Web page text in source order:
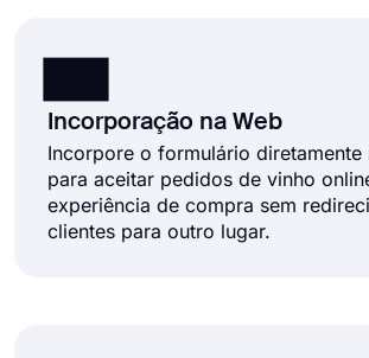
Incorporação na Web
Incorpore o formulário diretamente
para aceitar pedidos de vinho
experiência de compra sem
clientes para outro lugar.